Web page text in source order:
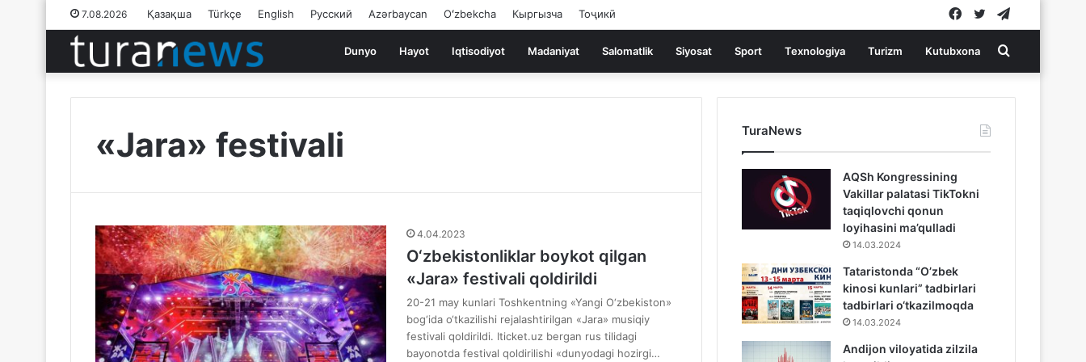
7.08.2026 Қазақша Türkçe English Русский Azərbaycan Oʻzbekcha Кыргызча Тоҷикӣ Twitter
Facebook
Dunyo Hayot Iqtisodiyot Madaniyat Salomatlik Siyosat Sport Texnologiya Turizm Kutubxona Search
for
«Jara» festivali
4.04.2023
O‘zbekistonliklar boykot qilgan
«Jara» festivali qoldirildi
20-21 may kunlari Toshkentning «Yangi O‘zbekiston»
bog‘ida o‘tkazilishi rejalashtirilgan «Jara» musiqiy
festivali qoldirildi. Iticket.uz bergan rus tilidagi
bayonotda festival qoldirilishi «dunyodagi hozirgi…
TuraNews
AQSh Kongressining
Vakillar palatasi TikTokni
taqiqlovchi qonun
loyihasini ma’qulladi
14.03.2024
Tataristonda “O’zbek
kinosi kunlari” tadbirlari
tadbirlari o‘tkazilmoqda
14.03.2024
Andijon viloyatida zilzila